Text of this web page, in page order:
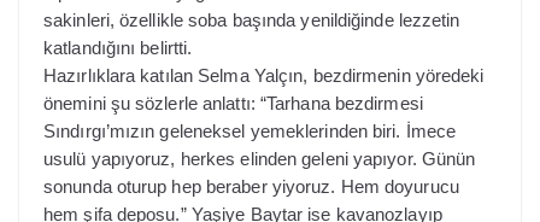
sakinleri, özellikle soba başında yenildiğinde lezzetin
katlandığını belirtti.
Hazırlıklara katılan Selma Yalçın, bezdirmenin yöredeki
önemini şu sözlerle anlattı: “Tarhana bezdirmesi
Sındırgı’mızın geleneksel yemeklerinden biri. İmece
usulü yapıyoruz, herkes elinden geleni yapıyor. Günün
sonunda oturup hep beraber yiyoruz. Hem doyurucu
hem şifa deposu.” Yaşiye Baytar ise kavanozlayıp